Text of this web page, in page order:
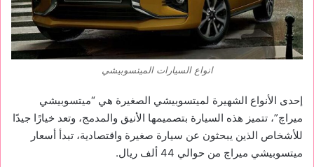
انواع السيارات الميتسوبيشي
إحدى الأنواع الشهيرة لميتسوبيشي الصغيرة هي “ميتسوبيشي
ميراچ”، تتميز هذه السيارة بتصميمها الأنيق والمدمج، وتعد خيارًا جيدًا
للأشخاص الذين يبحثون عن سيارة صغيرة واقتصادية، تبدأ أسعار
ميتسوبيشي ميراچ من حوالي 44 ألف ريال.